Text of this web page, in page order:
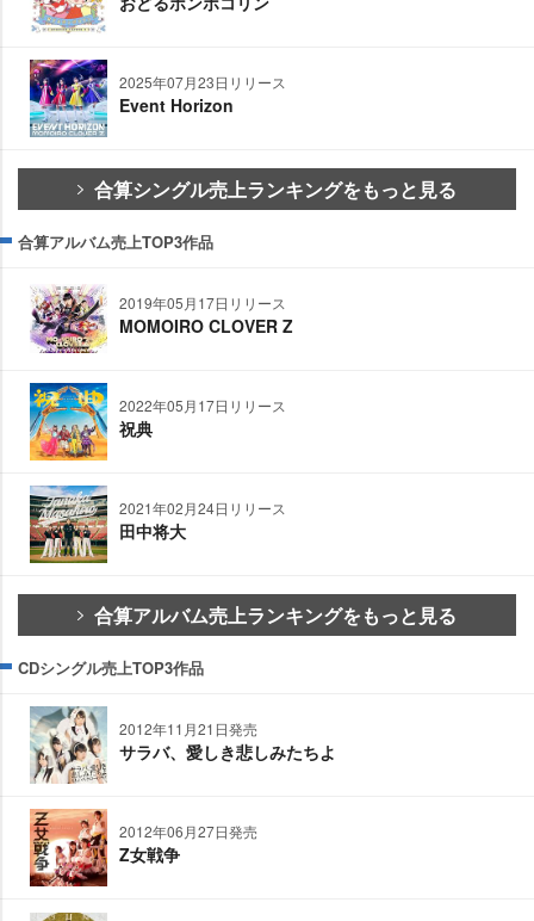
2025年07月23日リリース
Event Horizon
合算シングル売上ランキングをもっと見る
合算アルバム売上TOP3作品
2019年05月17日リリース
MOMOIRO CLOVER Z
2022年05月17日リリース
祝典
2021年02月24日リリース
田中将大
合算アルバム売上ランキングをもっと見る
CDシングル売上TOP3作品
2012年11月21日発売
サラバ、愛しき悲しみたちよ
2012年06月27日発売
Z女戦争